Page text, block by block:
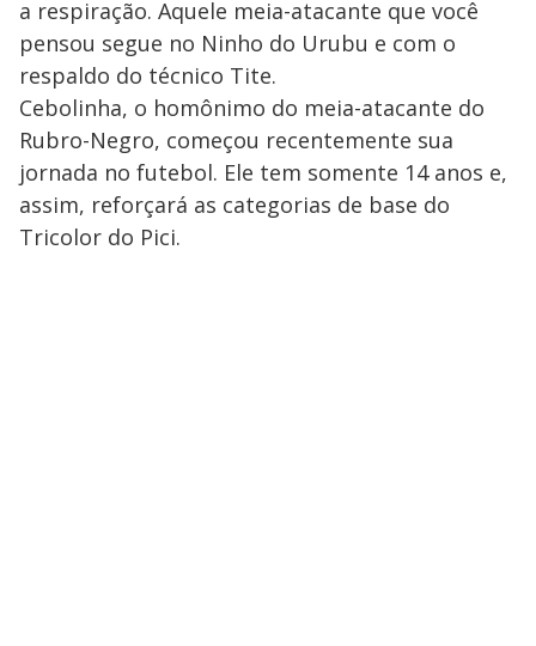
a respiração. Aquele meia-atacante que você
pensou segue no Ninho do Urubu e com o
respaldo do técnico Tite.
Cebolinha, o homônimo do meia-atacante do
Rubro-Negro, começou recentemente sua
jornada no futebol. Ele tem somente 14 anos e,
assim, reforçará as categorias de base do
Tricolor do Pici.